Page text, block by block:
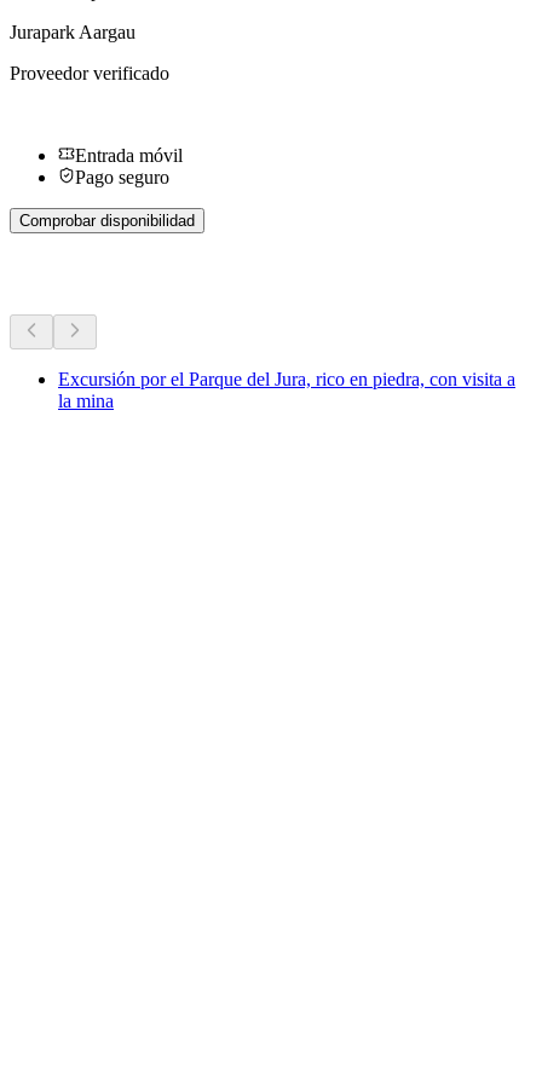
Jurapark Aargau
Proveedor verificado
Entrada móvil
Pago seguro
Comprobar disponibilidad
Excursión por el Parque del Jura, rico en piedra, con visita a
la mina